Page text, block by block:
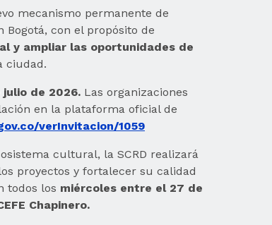
mecanismo permanente de
con el propósito de
y ampliar las oportunidades de
ciudad.
de 2026. Las organizaciones
en la plataforma oficial de
verInvitacion/1059
cultural, la SCRD realizará
proyectos y fortalecer su calidad
todos los miércoles entre el 27 de
Chapinero.